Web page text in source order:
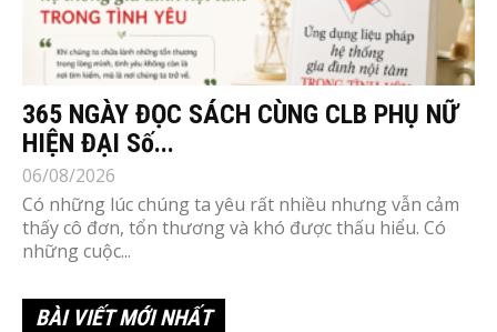
365 NGÀY ĐỌC SÁCH CÙNG CLB PHỤ NỮ
HIỆN ĐẠI Số...
06/08/2026
Có những lúc chúng ta yêu rất nhiều nhưng vẫn cảm
thấy cô đơn, tổn thương và khó được thấu hiểu. Có
những cuộc...
BÀI VIẾT MỚI NHẤT